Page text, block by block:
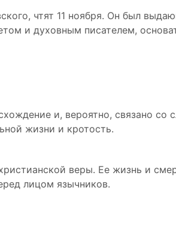
чтят 11 ноября. Он был
и духовным писателем,
и, вероятно, связано со
жизни и кротость.
веры. Ее жизнь и
лицом язычников.